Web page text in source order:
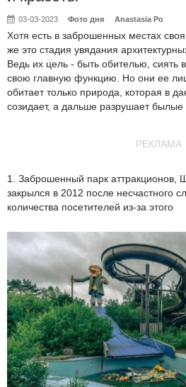
03-03-2023 Фото дня Anastasia Po
Хотя есть в заброшенных местах своя
же это стадия увядания
Ведь их цель - быть обителью, сиять
свою главную функцию. Но они ее
обитает только природа, которая в
созидает, а дальше разрушает былые
РЕКЛАМА
1. Заброшенный парк аттракционов,
закрылся в 2012 после несчастного
количества посетителей из-за этого